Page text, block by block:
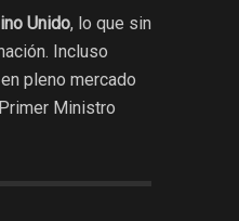
Unido, lo que sin
Incluso
pleno mercado
Ministro